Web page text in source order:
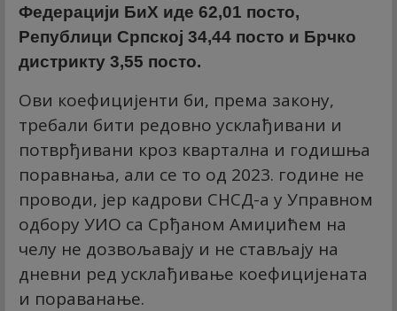
Федерацији БиХ иде 62,01 посто,
Републици Српској 34,44 посто и Брчко
дистрикту 3,55 посто.
Ови коефицијенти би, према закону,
требали бити редовно усклађивани и
потврђивани кроз квартална и годишња
поравнања, али се то од 2023. године не
проводи, јер кадрови СНСД-а у Управном
одбору УИО са Срђаном Амиџићем на
челу не дозвољавају и не стављају на
дневни ред усклађивање коефицијената
и пораванање.